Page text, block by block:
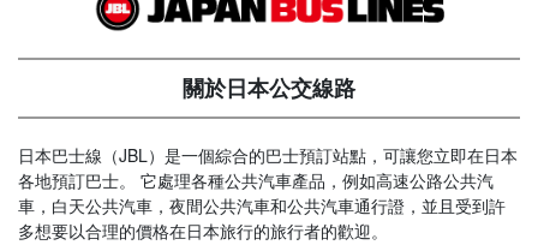
關於日本公交線路
日本巴士線（JBL）是一個綜合的巴士預訂站點，可讓您立即在日本
各地預訂巴士。 它處理各種公共汽車產品，例如高速公路公共汽
車，白天公共汽車，夜間公共汽車和公共汽車通行證，並且受到許
多想要以合理的價格在日本旅行的旅行者的歡迎。